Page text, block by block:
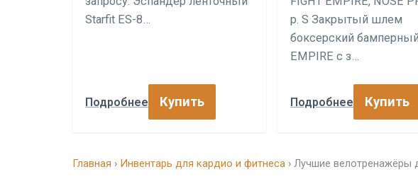
Starfit ES-8…
Подробнее Купить
р. S Закрытый шлем
боксерский
EMPIRE с з…
Подробнее Купить
Главная › Инвентарь для кардио и фитнеса › Лучшие велотренажёры